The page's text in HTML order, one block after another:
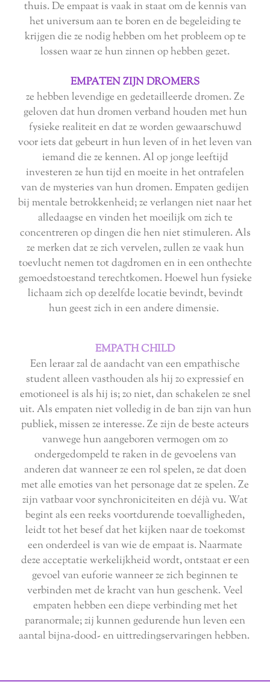
thuis. De empaat is vaak in staat om de kennis van
het universum aan te boren en de begeleiding te
krijgen die ze nodig hebben om het probleem op te
lossen waar ze hun zinnen op hebben gezet.
EMPATEN ZIJN DROMERS
ze hebben levendige en gedetailleerde dromen. Ze
geloven dat hun dromen verband houden met hun
fysieke realiteit en dat ze worden gewaarschuwd
voor iets dat gebeurt in hun leven of in het leven van
iemand die ze kennen. Al op jonge leeftijd
investeren ze hun tijd en moeite in het ontrafelen
van de mysteries van hun dromen. Empaten gedijen
bij mentale betrokkenheid; ze verlangen niet naar het
alledaagse en vinden het moeilijk om zich te
concentreren op dingen die hen niet stimuleren. Als
ze merken dat ze zich vervelen, zullen ze vaak hun
toevlucht nemen tot dagdromen en in een onthechte
gemoedstoestand terechtkomen. Hoewel hun fysieke
lichaam zich op dezelfde locatie bevindt, bevindt
hun geest zich in een andere dimensie.
EMPATH CHILD
Een leraar zal de aandacht van een empathische
student alleen vasthouden als hij zo expressief en
emotioneel is als hij is; zo niet, dan schakelen ze snel
uit. Als empaten niet volledig in de ban zijn van hun
publiek, missen ze interesse. Ze zijn de beste acteurs
vanwege hun aangeboren vermogen om zo
ondergedompeld te raken in de gevoelens van
anderen dat wanneer ze een rol spelen, ze dat doen
met alle emoties van het personage dat ze spelen. Ze
zijn vatbaar voor synchroniciteiten en déjà vu. Wat
begint als een reeks voortdurende toevalligheden,
leidt tot het besef dat het kijken naar de toekomst
een onderdeel is van wie de empaat is. Naarmate
deze acceptatie werkelijkheid wordt, ontstaat er een
gevoel van euforie wanneer ze zich beginnen te
verbinden met de kracht van hun geschenk. Veel
empaten hebben een diepe verbinding met het
paranormale; zij kunnen gedurende hun leven een
aantal bijna-dood- en uittredingservaringen hebben.